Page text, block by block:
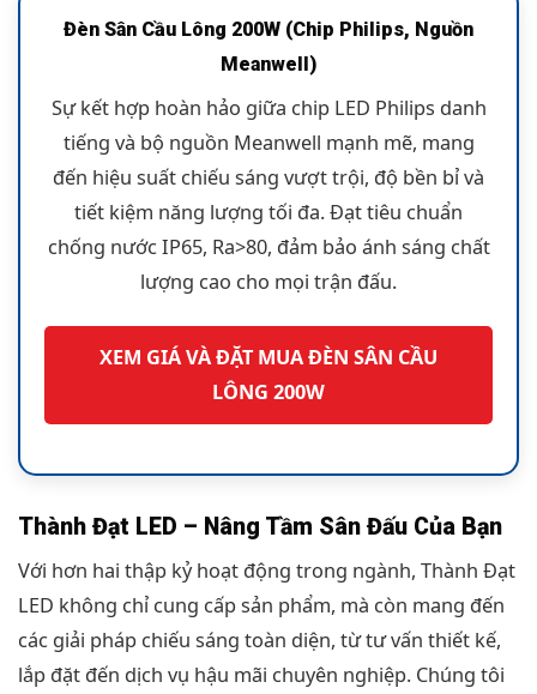
Đèn Sân Cầu Lông 200W (Chip Philips, Nguồn
Meanwell)
Sự kết hợp hoàn hảo giữa chip LED Philips danh
tiếng và bộ nguồn Meanwell mạnh mẽ, mang
đến hiệu suất chiếu sáng vượt trội, độ bền bỉ và
tiết kiệm năng lượng tối đa. Đạt tiêu chuẩn
chống nước IP65, Ra>80, đảm bảo ánh sáng chất
lượng cao cho mọi trận đấu.
XEM GIÁ VÀ ĐẶT MUA ĐÈN SÂN CẦU
LÔNG 200W
Thành Đạt LED – Nâng Tầm Sân Đấu Của Bạn
Với hơn hai thập kỷ hoạt động trong ngành, Thành Đạt
LED không chỉ cung cấp sản phẩm, mà còn mang đến
các giải pháp chiếu sáng toàn diện, từ tư vấn thiết kế,
lắp đặt đến dịch vụ hậu mãi chuyên nghiệp. Chúng tôi